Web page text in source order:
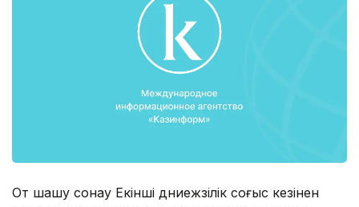
От шашу сонау Екінші дүниежүзілік соғыс кезінен